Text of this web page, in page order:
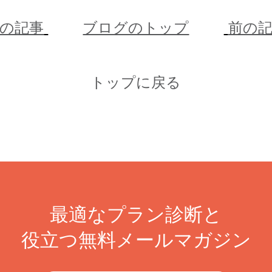
記事 ブログのトップ 前の
トップに戻る
最適なプラン診断と
役立つ無料メールマガジン